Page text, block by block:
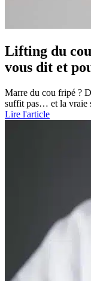
Lifting du cou
vous dit et
Marre du cou fripé ?
suffit pas… et la vraie
Lire l'article